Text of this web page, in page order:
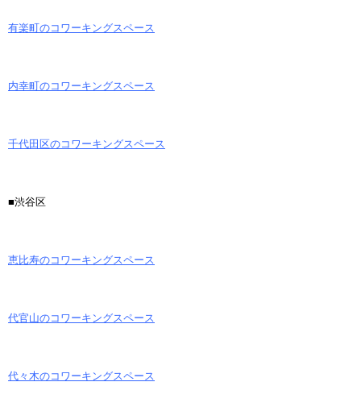
有楽町のコワーキングスペース
内幸町のコワーキングスペース
千代田区のコワーキングスペース
■渋谷区
恵比寿のコワーキングスペース
代官山のコワーキングスペース
代々木のコワーキングスペース